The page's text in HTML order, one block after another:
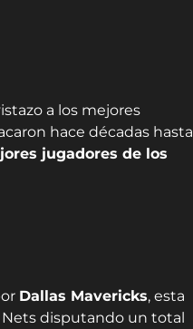
a los mejores
hace décadas hasta
jugadores de los
Dallas Mavericks, esta
Nets disputando un total